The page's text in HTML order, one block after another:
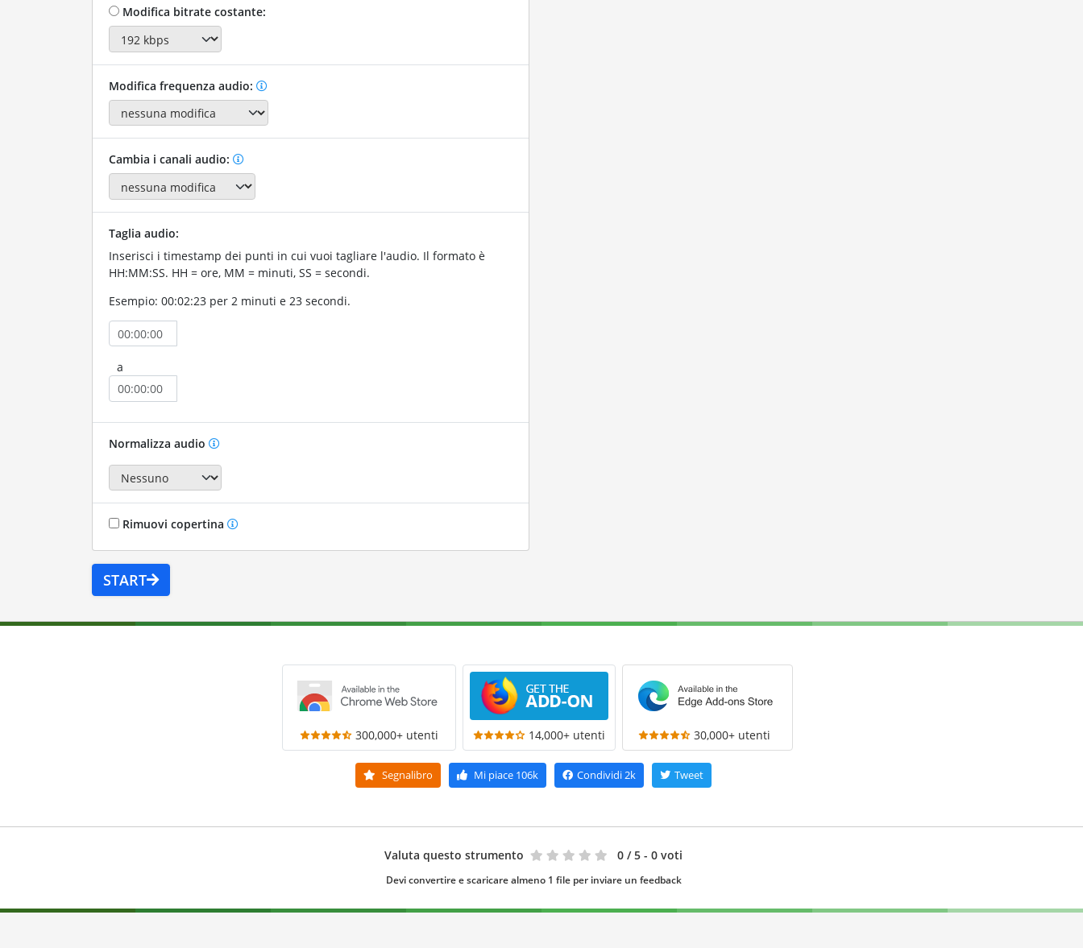
Modifica bitrate costante:
Modifica frequenza audio:
Cambia i canali audio:
Taglia audio:
Inserisci i timestamp dei punti in cui vuoi tagliare l'audio. Il formato è
HH:MM:SS. HH = ore, MM = minuti, SS = secondi.
Esempio: 00:02:23 per 2 minuti e 23 secondi.
a
Normalizza audio
Rimuovi copertina
START
300,000+ utenti 14,000+ utenti 30,000+ utenti
Segnalibro Mi piace 106k Condividi2k Tweet
Valuta questo strumento 0 / 5 - 0 voti
Devi convertire e scaricare almeno 1 file per inviare un feedback